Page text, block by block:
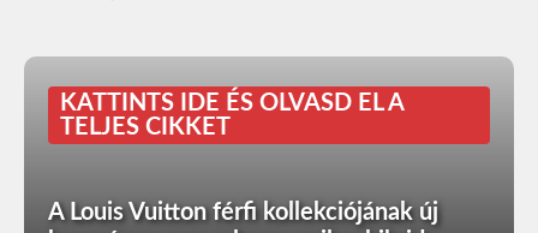
KATTINTS IDE ÉS OLVASD EL A
TELJES CIKKET
A Louis Vuitton férfi kollekciójának új